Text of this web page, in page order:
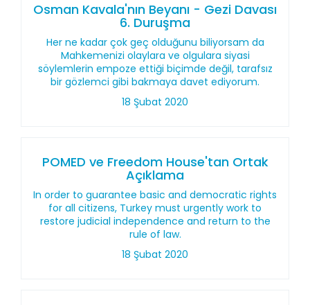
Osman Kavala'nın Beyanı - Gezi Davası
6. Duruşma
Her ne kadar çok geç olduğunu biliyorsam da
Mahkemenizi olaylara ve olgulara siyasi
söylemlerin empoze ettiği biçimde değil, tarafsız
bir gözlemci gibi bakmaya davet ediyorum.
18 Şubat 2020
POMED ve Freedom House'tan Ortak
Açıklama
In order to guarantee basic and democratic rights
for all citizens, Turkey must urgently work to
restore judicial independence and return to the
rule of law.
18 Şubat 2020